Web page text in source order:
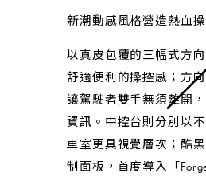
新潮動感風格營造熱血
以真皮包覆的三幅式方
舒適便利的操控感；方
讓駕駛者雙手無須離開
資訊。中控台則分別以
車室更具視覺層次；酷
制面板，首度導入「